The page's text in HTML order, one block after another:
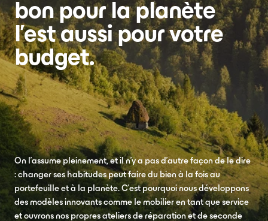
bon pour la planète
l'est aussi pour votre
budget.
On l'assume pleinement, et il n'y a pas d'autre façon de le dire
: changer ses habitudes peut faire du bien à la fois au
portefeuille et à la planète. C'est pourquoi nous développons
des modèles innovants comme le mobilier en tant que service
et ouvrons nos propres ateliers de réparation et de seconde